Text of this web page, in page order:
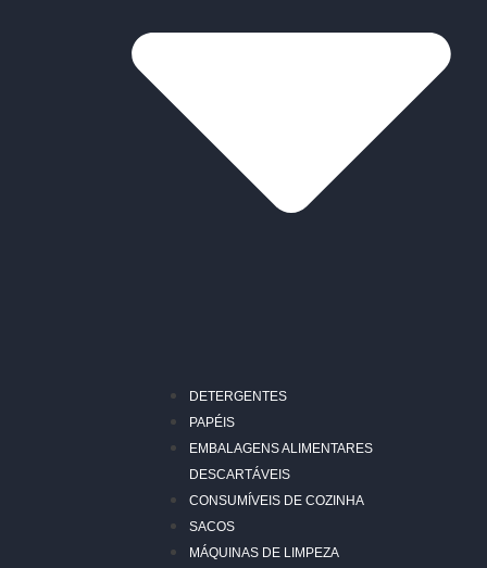
DETERGENTES
PAPÉIS
EMBALAGENS ALIMENTARES
DESCARTÁVEIS
CONSUMÍVEIS DE COZINHA
SACOS
MÁQUINAS DE LIMPEZA